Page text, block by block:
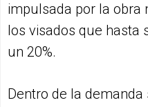
impulsada por la obra
los visados que hasta
un 20%.
Dentro de la demanda